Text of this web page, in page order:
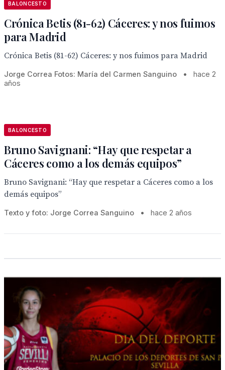
BALONCESTO
Crónica Betis (81-62) Cáceres: y nos fuimos
para Madrid
Crónica Betis (81-62) Cáceres: y nos fuimos para Madrid
Jorge Correa Fotos: María del Carmen Sanguino •
hace 2
años
BALONCESTO
Bruno Savignani: “Hay que respetar a
Cáceres como a los demás equipos”
Bruno Savignani: “Hay que respetar a Cáceres como a los
demás equipos”
Texto y foto: Jorge Correa Sanguino • hace 2 años